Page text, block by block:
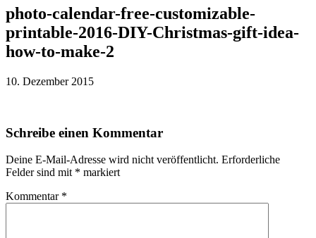
photo-calendar-free-customizable-
printable-2016-DIY-Christmas-gift-idea-
how-to-make-2
10. Dezember 2015
Leser-
Schreibe einen Kommentar
Deine E-Mail-Adresse wird nicht veröffentlicht. Erforderliche
Felder sind mit * markiert
Kommentar *